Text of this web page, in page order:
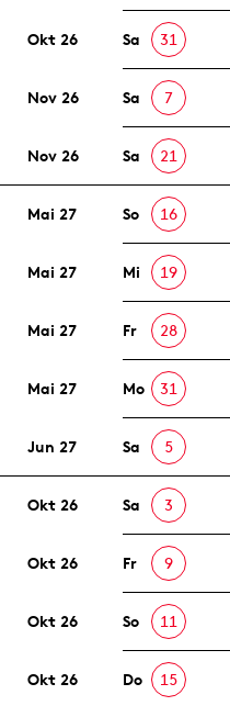
Okt 26 Sa 31
Nov 26 Sa 7
Nov 26 Sa 21
Mai 27 So 16
Mai 27 Mi 19
Mai 27 Fr 28
Mai 27 Mo 31
Jun 27 Sa 5
Okt 26 Sa 3
Okt 26 Fr 9
Okt 26 So 11
Okt 26 Do 15